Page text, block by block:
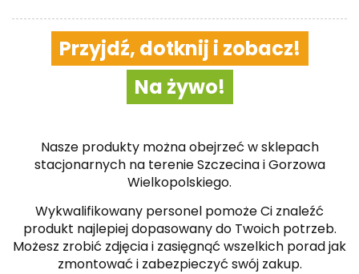
Przyjdź, dotknij i zobacz!
Na żywo!
Nasze produkty można obejrzeć w sklepach
stacjonarnych na terenie Szczecina i Gorzowa
Wielkopolskiego.
Wykwalifikowany personel pomoże Ci znaleźć
produkt najlepiej dopasowany do Twoich potrzeb.
Możesz zrobić zdjęcia i zasięgnąć wszelkich porad jak
zmontować i zabezpieczyć swój zakup.